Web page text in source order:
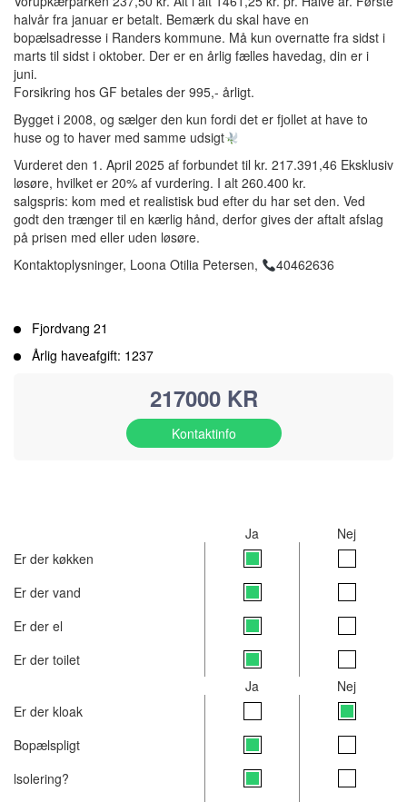
halvår fra januar er betalt. Bemærk du skal have en
bopælsadresse i Randers kommune. Må kun overnatte fra sidst i
marts til sidst i oktober. Der er en årlig fælles havedag, din er i
juni.
Forsikring hos GF betales der 995,- årligt.
Bygget i 2008, og sælger den kun fordi det er fjollet at have to
huse og to haver med samme udsigt
Vurderet den 1. April 2025 af forbundet til kr. 217.391,46 Eksklusiv
løsøre, hvilket er 20% af vurdering. I alt 260.400 kr.
salgspris: kom med et realistisk bud efter du har set den. Ved
godt den trænger til en kærlig hånd, derfor gives der aftalt afslag
på prisen med eller uden løsøre.
Kontaktoplysninger, Loona Otilia Petersen,
40462636
Fjordvang 21
Årlig haveafgift: 1237
217000 KR
Kontaktinfo
Ja
Nej
Er der køkken
Er der vand
Er der el
Er der toilet
Ja
Nej
Er der kloak
Bopælspligt
lsolering?